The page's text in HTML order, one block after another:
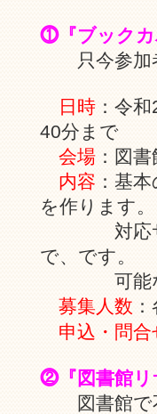
⓵『ブックカ
只今参加
日時 ：令
40分まで
会場 ：図
内容 ：基
を作ります。
対応サイ
で、です。
可能な方
募集人数
申込・問合
⓶『図書館リ
図書館で